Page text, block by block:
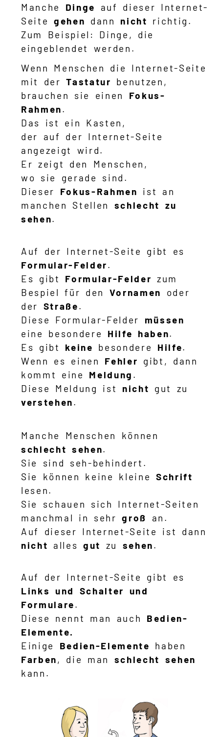
Manche
Dinge
auf dieser Internet-
Seite gehen dann nicht
richtig.
Zum Beispiel: Dinge, die
eingeblendet werden.
Wenn Menschen die Internet-Seite
mit derTastatur
benutzen,
brauchen sie einen Fokus-
Rahmen.
Das ist ein Kasten,
der auf der Internet-Seite
angezeigt wird.
Er zeigt den Menschen,
wo sie gerade sind.
Dieser Fokus-Rahmen
ist an
manchen Stellen schlecht zu
sehen.
Auf der Internet-Seite gibt es
Formular-Felder.
Es gibt Formular-Felder zum
Bespiel für den Vornamen
oder
der Straße.
Diese Formular-Felder müssen
eine besondere Hilfe haben.
Es gibt keine besondere Hilfe.
Wenn es einen Fehler
gibt, dann
kommt eine
Meldung .
Diese Meldung ist nicht
gut zu
verstehen.
Manche Menschen können
schlecht sehen.
Sie sind seh-behindert.
Sie können keine kleine Schrift
lesen.
Sie schauen sich Internet-Seiten
manchmal in sehrgroß
an.
Auf dieser Internet-Seite ist dann
nicht
allesgut zu sehen.
Auf der Internet-Seite gibt es
Links und Schalter und
Formulare.
Diese nennt man auch Bedien-
Elemente.
Einige Bedien-Elemente
haben
Farben, die man schlecht sehen
kann.